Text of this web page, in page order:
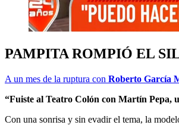
PAMPITA ROMPIÓ EL
A un mes de la ruptura con Roberto García
“Fuiste al Teatro Colón con Martín Pepa,
Con una sonrisa y sin evadir el tema, la